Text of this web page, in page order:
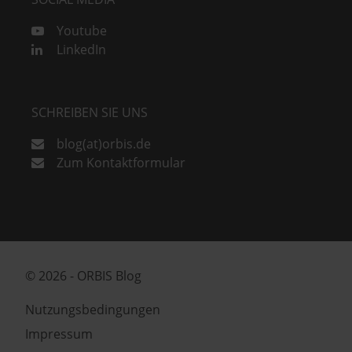
Youtube
LinkedIn
SCHREIBEN SIE UNS
blog(at)orbis.de
Zum Kontaktformular
© 2026 - ORBIS Blog
Nutzungsbedingungen
Impressum